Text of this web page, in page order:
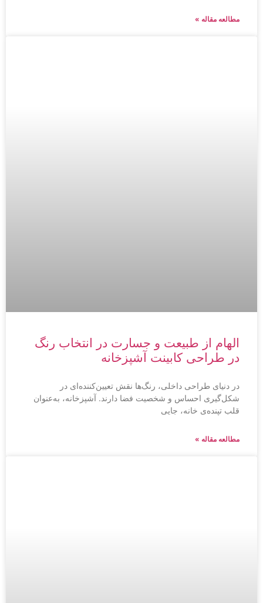
مطالعه مقاله »
الهام از طبیعت و جسارت در انتخاب رنگ
در طراحی کابینت آشپزخانه
در دنیای طراحی داخلی، رنگ‌ها نقش تعیین‌کننده‌ای در
شکل‌گیری احساس و شخصیت فضا دارند. آشپزخانه، به‌عنوان
قلب تپنده‌ی خانه، جایی
مطالعه مقاله »